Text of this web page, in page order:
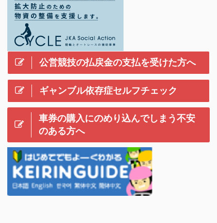
公営競技の払戻金の支払を受けた方へ
ギャンブル依存症セルフチェック
車券の購入にのめり込んでしまう不安
のある方へ